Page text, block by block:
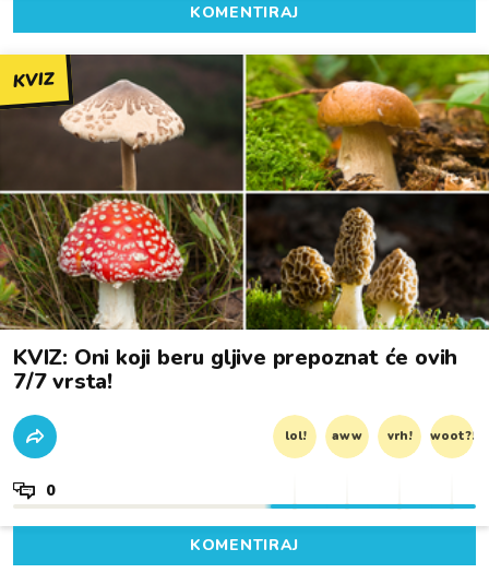
KOMENTIRAJ
KVIZ
KVIZ: Oni koji beru gljive prepoznat će ovih
7/7 vrsta!
lol! aww vrh! woot?!
0
KOMENTIRAJ